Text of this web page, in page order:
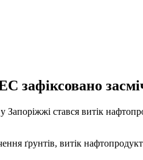
зафіксовано
стався витік
ґрунтів, витік